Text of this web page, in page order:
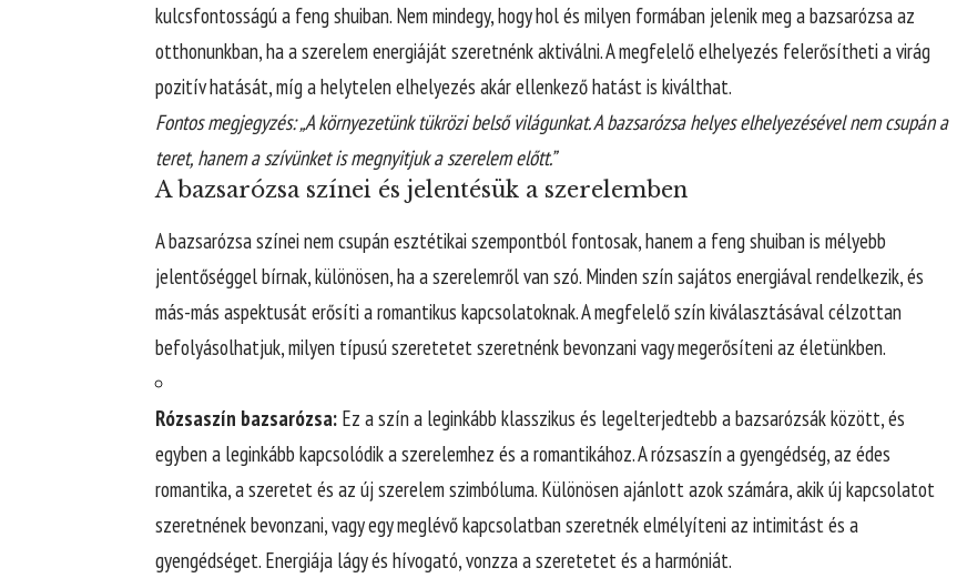
kulcsfontosságú a feng shuiban. Nem mindegy, hogy hol és milyen formában jelenik meg a bazsarózsa az
otthonunkban, ha a szerelem energiáját szeretnénk aktiválni. A megfelelő elhelyezés felerősítheti a virág
pozitív hatását, míg a helytelen elhelyezés akár ellenkező hatást is kiválthat.
Fontos megjegyzés: „A környezetünk tükrözi belső világunkat. A bazsarózsa helyes elhelyezésével nem csupán a
teret, hanem a szívünket is megnyitjuk a szerelem előtt.”
A bazsarózsa színei és jelentésük a szerelemben
A bazsarózsa színei nem csupán esztétikai szempontból fontosak, hanem a feng shuiban is mélyebb
jelentőséggel bírnak, különösen, ha a szerelemről van szó. Minden szín sajátos energiával rendelkezik, és
más-más aspektusát erősíti a romantikus kapcsolatoknak. A megfelelő szín kiválasztásával célzottan
befolyásolhatjuk, milyen típusú szeretetet szeretnénk bevonzani vagy megerősíteni az életünkben.
Rózsaszín bazsarózsa: Ez a szín a leginkább klasszikus és legelterjedtebb a bazsarózsák között, és
egyben a leginkább kapcsolódik a szerelemhez és a romantikához. A rózsaszín a gyengédség, az édes
romantika, a szeretet és az új szerelem szimbóluma. Különösen ajánlott azok számára, akik új kapcsolatot
szeretnének bevonzani, vagy egy meglévő kapcsolatban szeretnék elmélyíteni az intimitást és a
gyengédséget. Energiája lágy és hívogató, vonzza a szeretetet és a harmóniát.